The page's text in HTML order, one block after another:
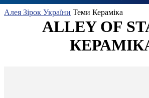
Алея Зірок України Теми Кераміка
ALLEY OF